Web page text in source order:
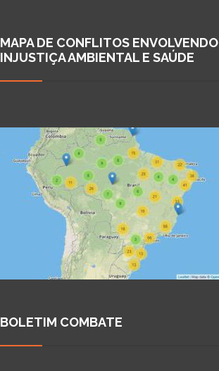
MAPA DE CONFLITOS ENVOLVENDO
INJUSTIÇA AMBIENTAL E SAÚDE
BOLETIM COMBATE